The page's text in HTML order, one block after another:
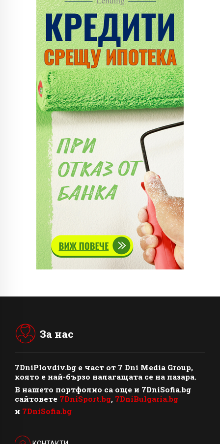
За нас
7DniPlovdiv.bg e част от 7 Dni Media Group,
която е най-бързо налагащата се на пазара.
В нашето портфолио са още и 7DniSofia.bg
сайтовете 7DniSport.bg, 7DniBulgaria.bg
и 7DniSofia.bg